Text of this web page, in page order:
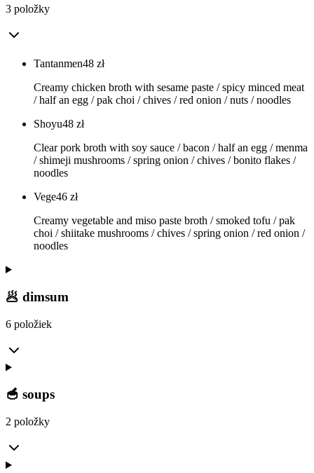
3 položky
Tantanmen48 zł
Creamy chicken broth with sesame paste / spicy minced meat
/ half an egg / pak choi / chives / red onion / nuts / noodles
Shoyu48 zł
Clear pork broth with soy sauce / bacon / half an egg / menma
/ shimeji mushrooms / spring onion / chives / bonito flakes /
noodles
Vege46 zł
Creamy vegetable and miso paste broth / smoked tofu / pak
choi / shiitake mushrooms / chives / spring onion / red onion /
noodles
🥟 dimsum
6 položiek
🥣 soups
2 položky